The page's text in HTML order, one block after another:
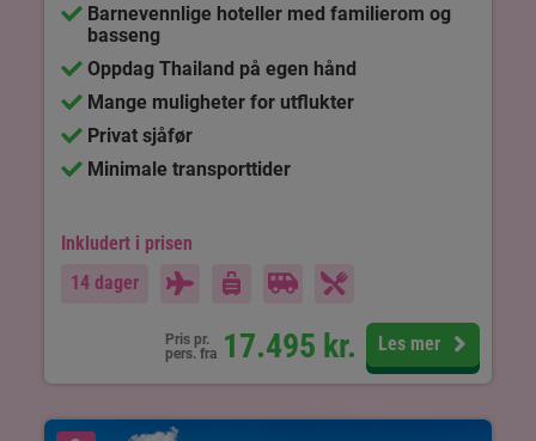
Barnevennlige hoteller med familierom og
basseng
Oppdag Thailand på egen hånd
Mange muligheter for utflukter
Privat sjåfør
Minimale transporttider
Inkludert i prisen
14 dager
Pris pr.
pers. fra 17.495 kr. Les mer